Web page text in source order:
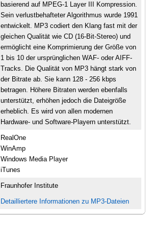
basierend auf MPEG-1 Layer III Kompression.
Sein verlustbehafteter Algorithmus wurde 1991
entwickelt. MP3 codiert den Klang fast mit der
gleichen Qualität wie CD (16-Bit-Stereo) und
ermöglicht eine Komprimierung der Größe von
1 bis 10 der ursprünglichen WAF- oder AIFF-
Tracks. Die Qualität von MP3 hängt stark von
der Bitrate ab. Sie kann 128 - 256 kbps
betragen. Höhere Bitraten werden ebenfalls
unterstützt, erhöhen jedoch die Dateigröße
erheblich. Es wird von allen modernen
Hardware- und Software-Playern unterstützt.
RealOne
WinAmp
Windows Media Player
iTunes
Fraunhofer Institute
Detailliertere Informationen zu MP3-Dateien